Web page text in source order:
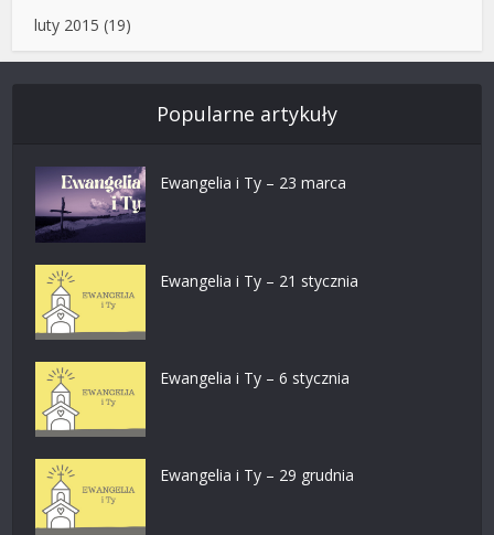
luty 2015 (19)
Popularne artykuły
Ewangelia i Ty – 23 marca
Ewangelia i Ty – 21 stycznia
Ewangelia i Ty – 6 stycznia
Ewangelia i Ty – 29 grudnia